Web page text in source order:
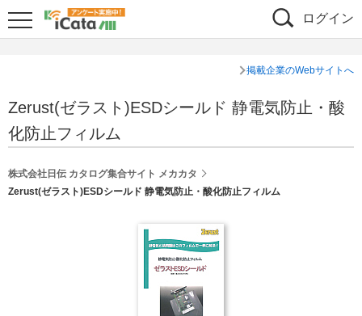
ログイン
掲載企業のWebサイトへ
Zerust(ゼラスト)ESDシールド 静電気防止・酸
化防止フィルム
株式会社日伝 カタログ集合サイト メカカタ
Zerust(ゼラスト)ESDシールド 静電気防止・酸化防止フィルム